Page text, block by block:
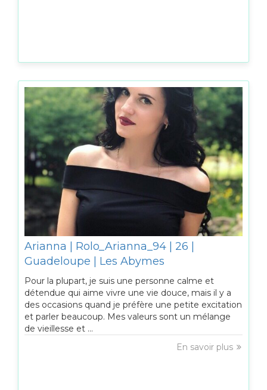
Arianna | Rolo_Arianna_94 | 26 |
Guadeloupe | Les Abymes
Pour la plupart, je suis une personne calme et
détendue qui aime vivre une vie douce, mais il y a
des occasions quand je préfère une petite excitation
et parler beaucoup. Mes valeurs sont un mélange
de vieillesse et ...
En savoir plus